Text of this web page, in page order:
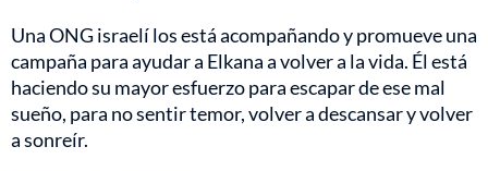
Una ONG israelí los está acompañando y promueve una
campaña para ayudar a Elkana a volver a la vida. Él está
haciendo su mayor esfuerzo para escapar de ese mal
sueño, para no sentir temor, volver a descansar y volver
a sonreír.